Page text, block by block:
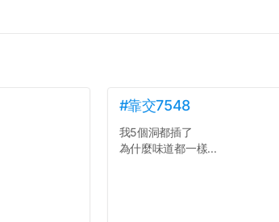
#靠交7548
我5個洞都插了
為什麼味道都一樣...